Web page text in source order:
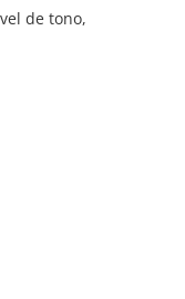
de tono,